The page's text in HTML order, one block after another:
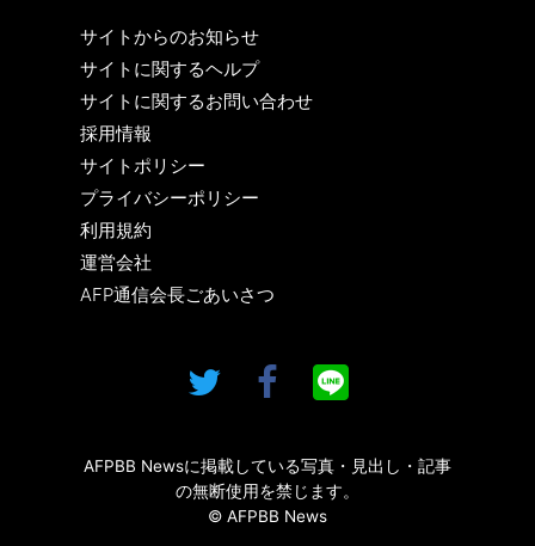
サイトからのお知らせ
サイトに関するヘルプ
サイトに関するお問い合わせ
採用情報
サイトポリシー
プライバシーポリシー
利用規約
運営会社
AFP通信会長ごあいさつ
AFPBB Newsに掲載している写真・見出し・記事
の無断使用を禁じます。
© AFPBB News